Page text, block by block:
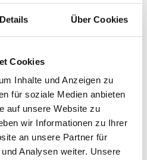
Details Über Cookies
Cookies
Inhalte und Anzeigen zu
für soziale Medien anbieten
auf unsere Website zu
wir Informationen zu Ihrer
an unsere Partner für
Analysen weiter. Unsere